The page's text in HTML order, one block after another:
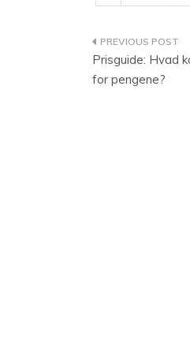
Prisguide: Hvad
for pengene?